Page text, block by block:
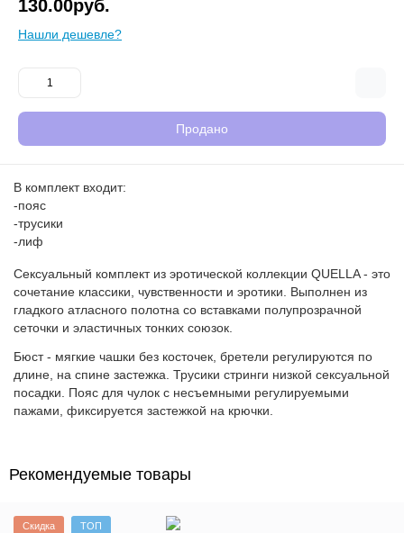
130.00руб.
Нашли дешевле?
Продано
В комплект входит:
-пояс
-трусики
-лиф
Сексуальный комплект из эротической коллекции QUELLA - это
сочетание классики, чувственности и эротики. Выполнен из
гладкого атласного полотна со вставками полупрозрачной
сеточки и эластичных тонких союзок.
Бюст - мягкие чашки без косточек, бретели регулируются по
длине, на спине застежка. Трусики стринги низкой сексуальной
посадки. Пояс для чулок с несъемными регулируемыми
пажами, фиксируется застежкой на крючки.
Рекомендуемые товары
Скидка ТОП